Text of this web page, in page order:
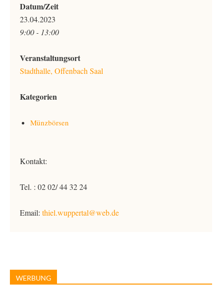
Datum/Zeit
23.04.2023
9:00 - 13:00
Veranstaltungsort
Stadthalle, Offenbach Saal
Kategorien
Münzbörsen
Kontakt:
Tel. : 02 02/ 44 32 24
Email: thiel.wuppertal@web.de
WERBUNG